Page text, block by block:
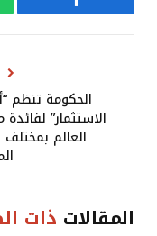
فيسبوك
الحكومة تنظم
الاستثمار” لفائدة
العالم
المقالات ذات